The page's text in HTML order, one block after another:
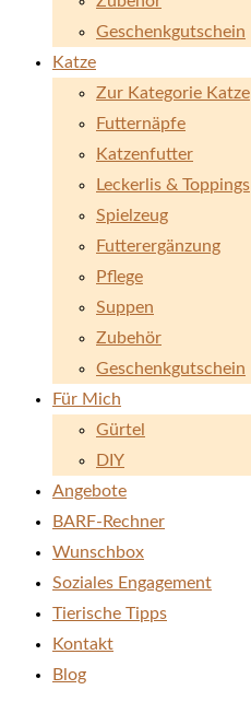
Geschenkgutschein
Katze
Zur Kategorie Katze
Futternäpfe
Katzenfutter
Leckerlis & Toppings
Spielzeug
Futterergänzung
Pflege
Suppen
Zubehör
Geschenkgutschein
Für Mich
Gürtel
DIY
Angebote
BARF-Rechner
Wunschbox
Soziales Engagement
Tierische Tipps
Kontakt
Blog